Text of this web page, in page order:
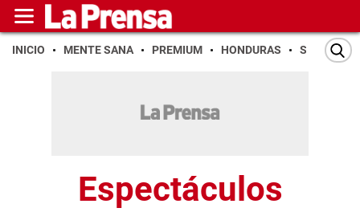
INICIO MENTE SANA PREMIUM HONDURAS SAN PEDRO
Espectáculos